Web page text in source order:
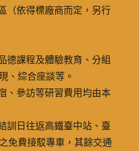
（依得標廠商而定，另行
德課程及體驗教育、分組
、綜合座談等。
、參訪等研習費用均由本
訓日往返高鐵臺中站、臺
免費接駁專車，其餘交通